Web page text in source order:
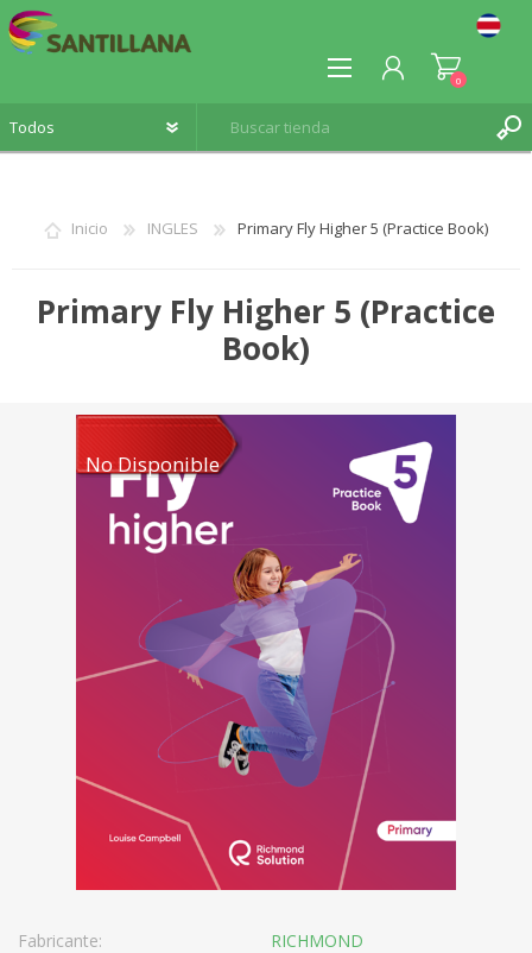
INICIA SESIÓN
0
Inicio INGLES Primary Fly Higher 5 (Practice Book)
Primary Fly Higher 5 (Practice
Book)
No Disponible
Fabricante: RICHMOND